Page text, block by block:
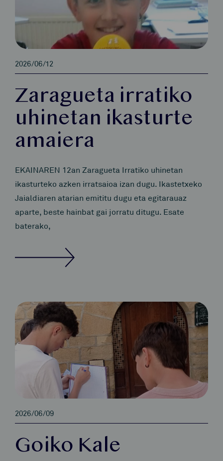
2026/06/12
Zaragueta irratiko
uhinetan ikasturte
amaiera
EKAINAREN 12an Zaragueta Irratiko uhinetan
ikasturteko azken irratsaioa izan dugu. Ikastetxeko
Jaialdiaren atarian emititu dugu eta egitarauaz
aparte, beste hainbat gai jorratu ditugu. Esate
baterako,
2026/06/09
Goiko Kale